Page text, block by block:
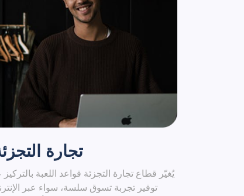
تجارة
يُغيّر قطاع تجارة التجزئة قواعد اللعبة
توفير تجربة تسوق سلسة، سواء عبر